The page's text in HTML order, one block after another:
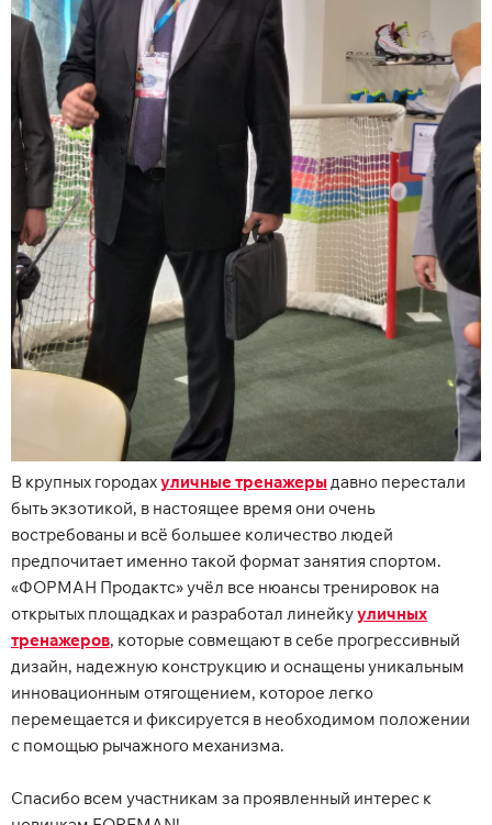
В крупных городахуличные тренажеры давно перестали
быть экзотикой, в настоящее время они очень
востребованы и всё большее количество людей
предпочитает именно такой формат занятия спортом.
«ФОРМАН Продактс» учёл все нюансы тренировок на
открытых площадках и разработал линейкууличных
тренажеров, которые совмещают в себе прогрессивный
дизайн, надежную конструкцию и оснащены уникальным
инновационным отягощением, которое легко
перемещается и фиксируется в необходимом положении
с помощью рычажного механизма.
Спасибо всем участникам за проявленный интерес к